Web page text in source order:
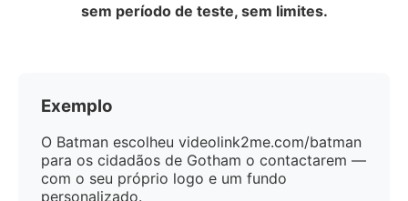
sem período de teste, sem limites.
Exemplo
O Batman escolheu videolink2me.com/batman
para os cidadãos de Gotham o contactarem —
com o seu próprio logo e um fundo
personalizado.